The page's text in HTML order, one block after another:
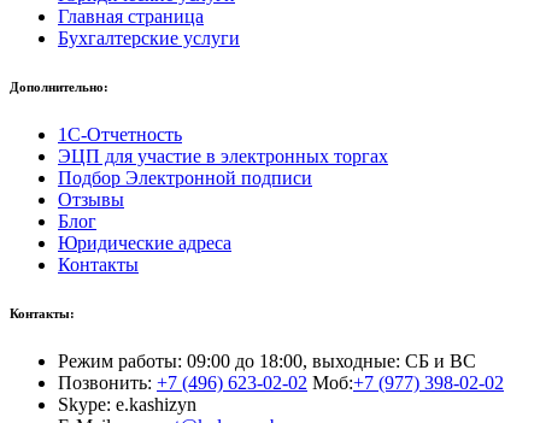
Главная страница
Бухгалтерские услуги
Дополнительно:
1С-Отчетность
ЭЦП для участие в электронных торгах
Подбор Электронной подписи
Отзывы
Блог
Юридические адреса
Контакты
Контакты:
Режим работы: 09:00 до 18:00, выходные: СБ и ВС
Позвонить: +7 (496) 623-02-02 Моб:+7 (977) 398-02-02
Skype: e.kashizyn